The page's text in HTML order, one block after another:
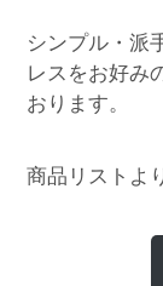
シンプル・派
レスをお好み
おります。
商品リストよ